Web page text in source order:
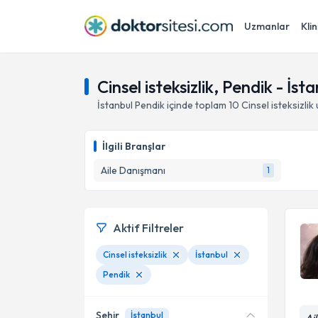
Uzmanlar
Cinsel isteksizlik, Pendik -
İstanbul Pendikiçinde toplam 10 Cinsel isteksizlik
İlgili Branşlar
Aile Danışmanı
1
Aktif Filtreler
Cinsel isteksizlik
İstanbul
Pendik
Şehir İstanbul